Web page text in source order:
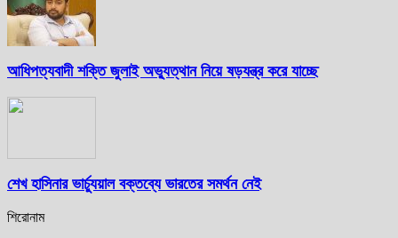
আধিপত্যবাদী শক্তি জুলাই অভ্যুত্থান নিয়ে ষড়যন্ত্র করে যাচ্ছে
শেখ হাসিনার ভার্চ্যুয়াল বক্তব্যে ভারতের সমর্থন নেই
শিরোনাম